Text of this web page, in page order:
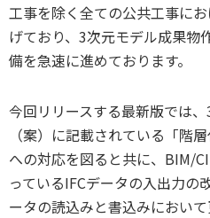
工事を除く全ての公共⼯事に
げており、3次元モデル成果物
備を急速に進めております。
今回リリースする最新版では
（案）に記載されている「階
への対応を図ると共に、BIM/
っているIFCデータの入出力の
ータの読込みと書込みにおい